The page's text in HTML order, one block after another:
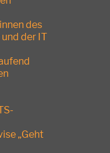
des
der IT
„Geht